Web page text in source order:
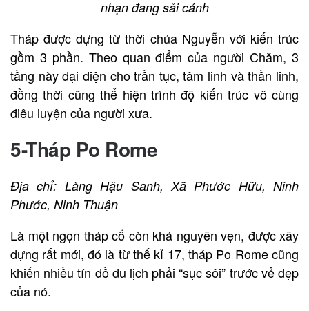
nhạn đang sải cánh
Tháp được dựng từ thời chúa Nguyễn với kiến trúc
gồm 3 phần. Theo quan điểm của người Chăm, 3
tầng này đại diện cho trần tục, tâm linh và thần linh,
đồng thời cũng thể hiện trình độ kiến trúc vô cùng
điêu luyện của người xưa.
5-Tháp Po Rome
Địa chỉ: Làng Hậu Sanh, Xã Phước Hữu, Ninh
Phước, Ninh Thuận
Là một ngọn tháp cổ còn khá nguyên vẹn, được xây
dựng rất mới, đó là từ thế kỉ 17, tháp Po Rome cũng
khiến nhiều tín đồ du lịch phải “sục sôi” trước vẻ đẹp
của nó.